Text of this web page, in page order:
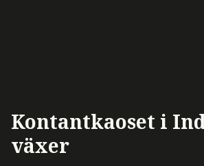
Kontantkaoset i
växer